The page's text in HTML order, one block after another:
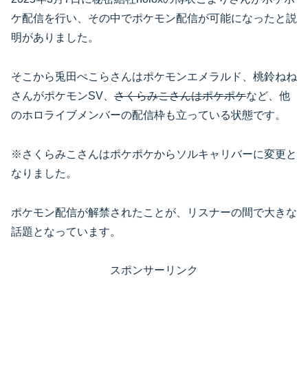
ケ配信を行い、その中でポケモン配信が可能になったと説
明がありました。
そこから兎田ぺこらさんはポケモンエメラルド、桃鈴ねね
さんがポケモンSV、 さくらみこさんはポケポケなど、他
のホロライブメンバーの配信枠も立っている状態です。
※さくらみこさんはポケポケからソルキャリバーに変更と
なりました。
ポケモン配信が解禁されたことが、リスナーの間で大きな
話題となっています。
スポンサーリンク